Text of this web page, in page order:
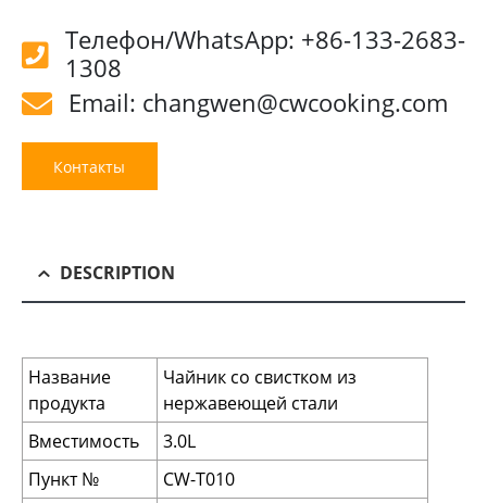
Телефон/WhatsApp: +86-133-2683-
1308
Email: changwen@cwcooking.com
Контакты
DESCRIPTION
Название
продукта
Чайник со свистком из
нержавеющей стали
Вместимость
3.0L
Пункт №
CW-T010